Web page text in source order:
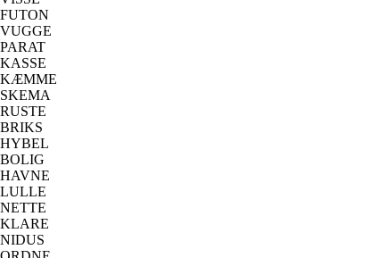
FUTON
VUGGE
PARAT
KASSE
KÆMME
SKEMA
RUSTE
BRIKS
HYBEL
BOLIG
HAVNE
LULLE
NETTE
KLARE
NIDUS